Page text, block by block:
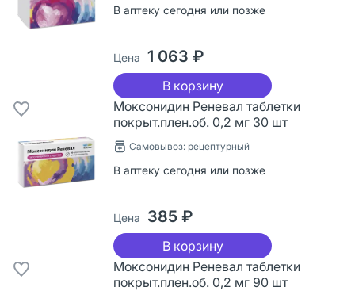
В аптеку сегодня или позже
Цена 1 063 ₽
В корзину
Моксонидин Реневал таблетки
покрыт.плен.об. 0,2 мг 30 шт
Самовывоз: рецептурный
В аптеку сегодня или позже
Цена 385 ₽
В корзину
Моксонидин Реневал таблетки
покрыт.плен.об. 0,2 мг 90 шт